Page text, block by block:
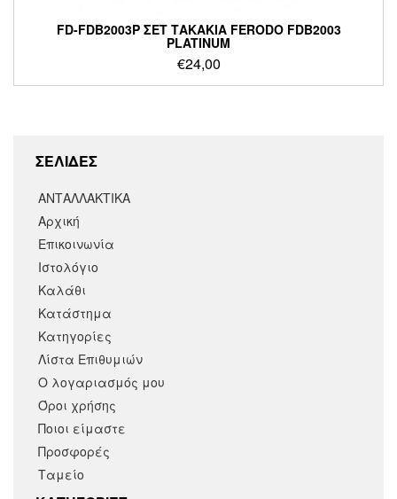
FD-FDB2003P ΣΕΤ ΤΑΚΑΚΙΑ FERODO FDB2003
PLATINUM
€24,00
ΣΕΛΙΔΕΣ
ΑΝΤΑΛΛΑΚΤΙΚΑ
Αρχική
Επικοινωνία
Ιστολόγιο
Καλάθι
Κατάστημα
Κατηγορίες
Λίστα Επιθυμιών
Ο λογαριασμός μου
Όροι χρήσης
Ποιοι είμαστε
Προσφορές
Ταμείο